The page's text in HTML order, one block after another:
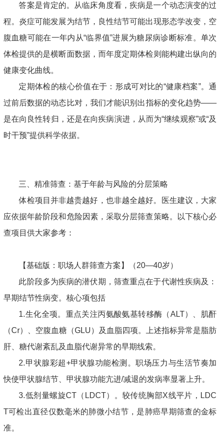
答案是肯定的。从临床角度看，疾病是一个动态演变的过
程。炎症可能发展为结节，良性结节可能出现形态学改变，空
腹血糖可能在一年内从“临界值”进展为糖尿病诊断标准。单次
体检提供的是横断面数据，而年度定期体检则能构建出纵向的
健康变化曲线。
定期体检的核心价值在于：形成可对比的“健康档案”。通
过前后数据的动态比对，我们才能识别出指标的变化趋势——
是在向良性转归，还是在向疾病演进，从而为“继续观察”或“及
时干预”提供科学依据。
三、精准筛查：基于年龄与风险的分层策略
体检项目并非越贵越好，也非越全越好。医生建议，大家
应依据年龄阶段和危险因素，采取分层筛查策略。以下核心必
查项目供大家参考：
【基础版：职场人群筛查方案】（20—40岁）
此阶段多为疾病的潜伏期，筛查重点在于代谢性疾病及：
早期结节性病变。核心项包括
1.生化全项。重点关注丙氨酸氨基转移酶（ALT）、肌酐
（Cr）、空腹血糖（GLU）及血脂四项。上述指标异常是脂肪
肝、糖代谢紊乱及血脂代谢异常的早期线索。
2.甲状腺彩超+甲状腺功能检测。职场压力与生活节奏加
快使甲状腺结节、甲状腺功能亢进/减退的发病率显著上升。
3.低剂量螺旋CT（LDCT）。较传统胸部X线平片，LDC
T可检出直径仅数毫米的肺微小结节，是肺癌早期筛查的金标
准。